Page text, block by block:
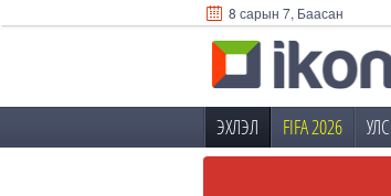
8 сарын 7, Баасан
ЭХЛЭЛ FIFA 2026